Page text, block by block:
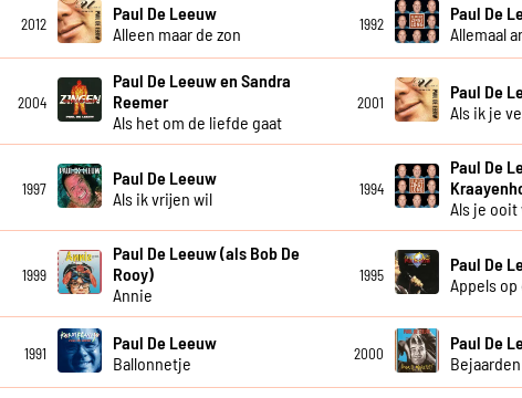
2012
Paul De Leeuw
Alleen maar de zon
1992
Paul De
Allemaal
2004
Paul De Leeuw en Sandra
Reemer
Als het om de liefde gaat
2001
Paul De
Als ik je
1997
Paul De Leeuw
Als ik vrijen wil
1994
Paul De
Als je ooit
1999
Paul De Leeuw (als Bob De
Rooy)
Annie
1995
Paul De
Appels
1991
Paul De Leeuw
Ballonnetje
2000
Paul De
Bejaarden